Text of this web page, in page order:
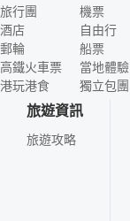
旅行團
酒店
郵輪
高鐵火車票
港玩港食
機票
自由行
船票
當地體驗
獨立包團
旅遊資訊
旅遊攻略